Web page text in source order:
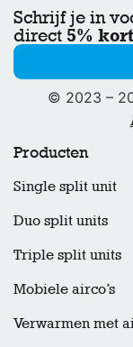
Schrijf je in
direct 5%
© 2023 –
Producten
Single split unit
Duo split units
Triple split units
Mobiele airco’s
Verwarmen met